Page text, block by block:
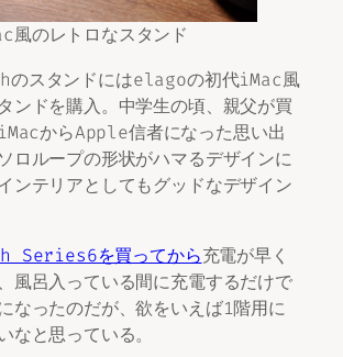
風のレトロなスタンド
スタンドにはelagoの初代iMac風
ンドを購入。中学生の頃、親父が買
からApple信者になった思い出
ロループの形状がハマるデザインに
ンテリアとしてもグッドなデザイン
Series6を買ってから充電が早く
風呂入っている間に充電するだけで
なったのだが、欲をいえば1階用に
なと思っている。